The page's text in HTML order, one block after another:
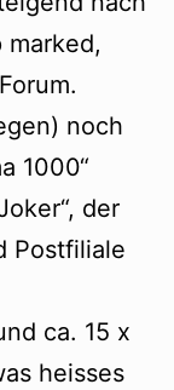
marked,
noch
1000“
der
Postfiliale
ca. 15 x
heisses